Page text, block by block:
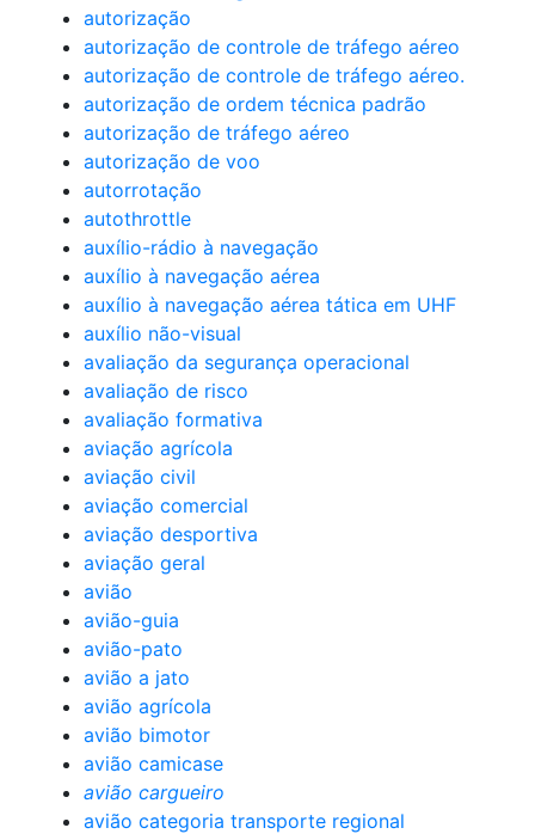
autorização
autorização de controle de tráfego aéreo
autorização de controle de tráfego aéreo.
autorização de ordem técnica padrão
autorização de tráfego aéreo
autorização de voo
autorrotação
autothrottle
auxílio-rádio à navegação
auxílio à navegação aérea
auxílio à navegação aérea tática em UHF
auxílio não-visual
avaliação da segurança operacional
avaliação de risco
avaliação formativa
aviação agrícola
aviação civil
aviação comercial
aviação desportiva
aviação geral
avião
avião-guia
avião-pato
avião a jato
avião agrícola
avião bimotor
avião camicase
avião cargueiro
avião categoria transporte regional